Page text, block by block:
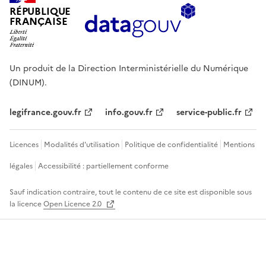
RÉPUBLIQUE
FRANÇAISE
Un produit de la Direction Interministérielle du Numérique
(DINUM).
legifrance.gouv.fr info.gouv.fr service-public.fr
Licences Modalités d'utilisation Politique de confidentialité Mentions
légales Accessibilité : partiellement conforme
Sauf indication contraire, tout le contenu de ce site est disponible sous
la licenceOpen Licence 2.0